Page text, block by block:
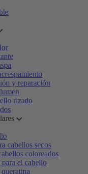
y reparación
rizado
cabellos secos
coloreados
el cabello